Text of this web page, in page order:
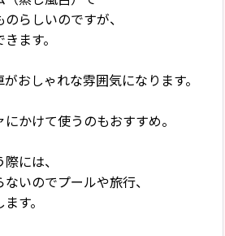
らしいのですが、
ます。
おしゃれな雰囲気になります。
かけて使うのもおすすめ。
には、
いのでプールや旅行、
す。